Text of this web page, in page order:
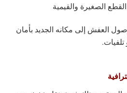
الصغيرة والقيمية
العفش إلى مكانه الجديد بأمان